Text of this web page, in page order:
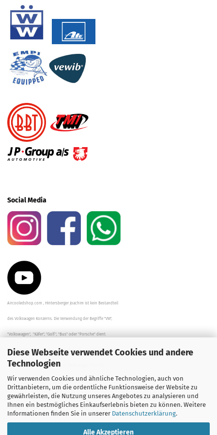
Diese Webseite verwendet Cookies und andere
Technologien
Wir verwenden Cookies und ähnliche Technologien, auch von
Drittanbietern, um die ordentliche Funktionsweise der Website zu
gewährleisten, die Nutzung unseres Angebotes zu analysieren und
Ihnen ein bestmögliches Einkaufserlebnis bieten zu können. Weitere
Informationen finden Sie in unserer Datenschutzerklärung.
Alle Akzeptieren
Social Media
Aircooledshop.com , Hintersberger Joachim ist kein Bestandteil
des Volkswagen Konzerns. Die Verwendung der Begriffe "VW",
"Volkswagen", "Käfer", "Golf", "Bus" oder "Porsche" dient
der Beschreibung der Teile und stellt in keinem Fall eine direkte
Verbindung zu dem Unternehmen "Volkswagen" her/da.
Die Beschreibungen, Zeichnungen und Angaben zur
Verwendung sind sorgfältig überprüft worden.